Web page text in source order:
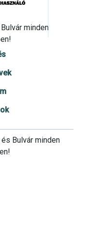
minden
Bulvár minden